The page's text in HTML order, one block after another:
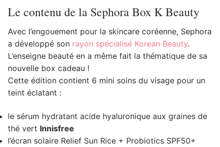
Le contenu de la Sephora Box K Beauty
Avec l’engouement pour la skincare coréenne, Sephora
a développé son rayon spécialisé Korean Beauty.
L’enseigne beauté en a même fait la thématique de sa
nouvelle box cadeau !
Cette édition contient 6 mini soins du visage pour un
teint éclatant :
le sérum hydratant acide hyaluronique aux graines de
thé vert Innisfree
l’écran solaire Relief Sun Rice + Probiotics SPF50+